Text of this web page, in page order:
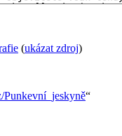
(ukázat zdroj)
“